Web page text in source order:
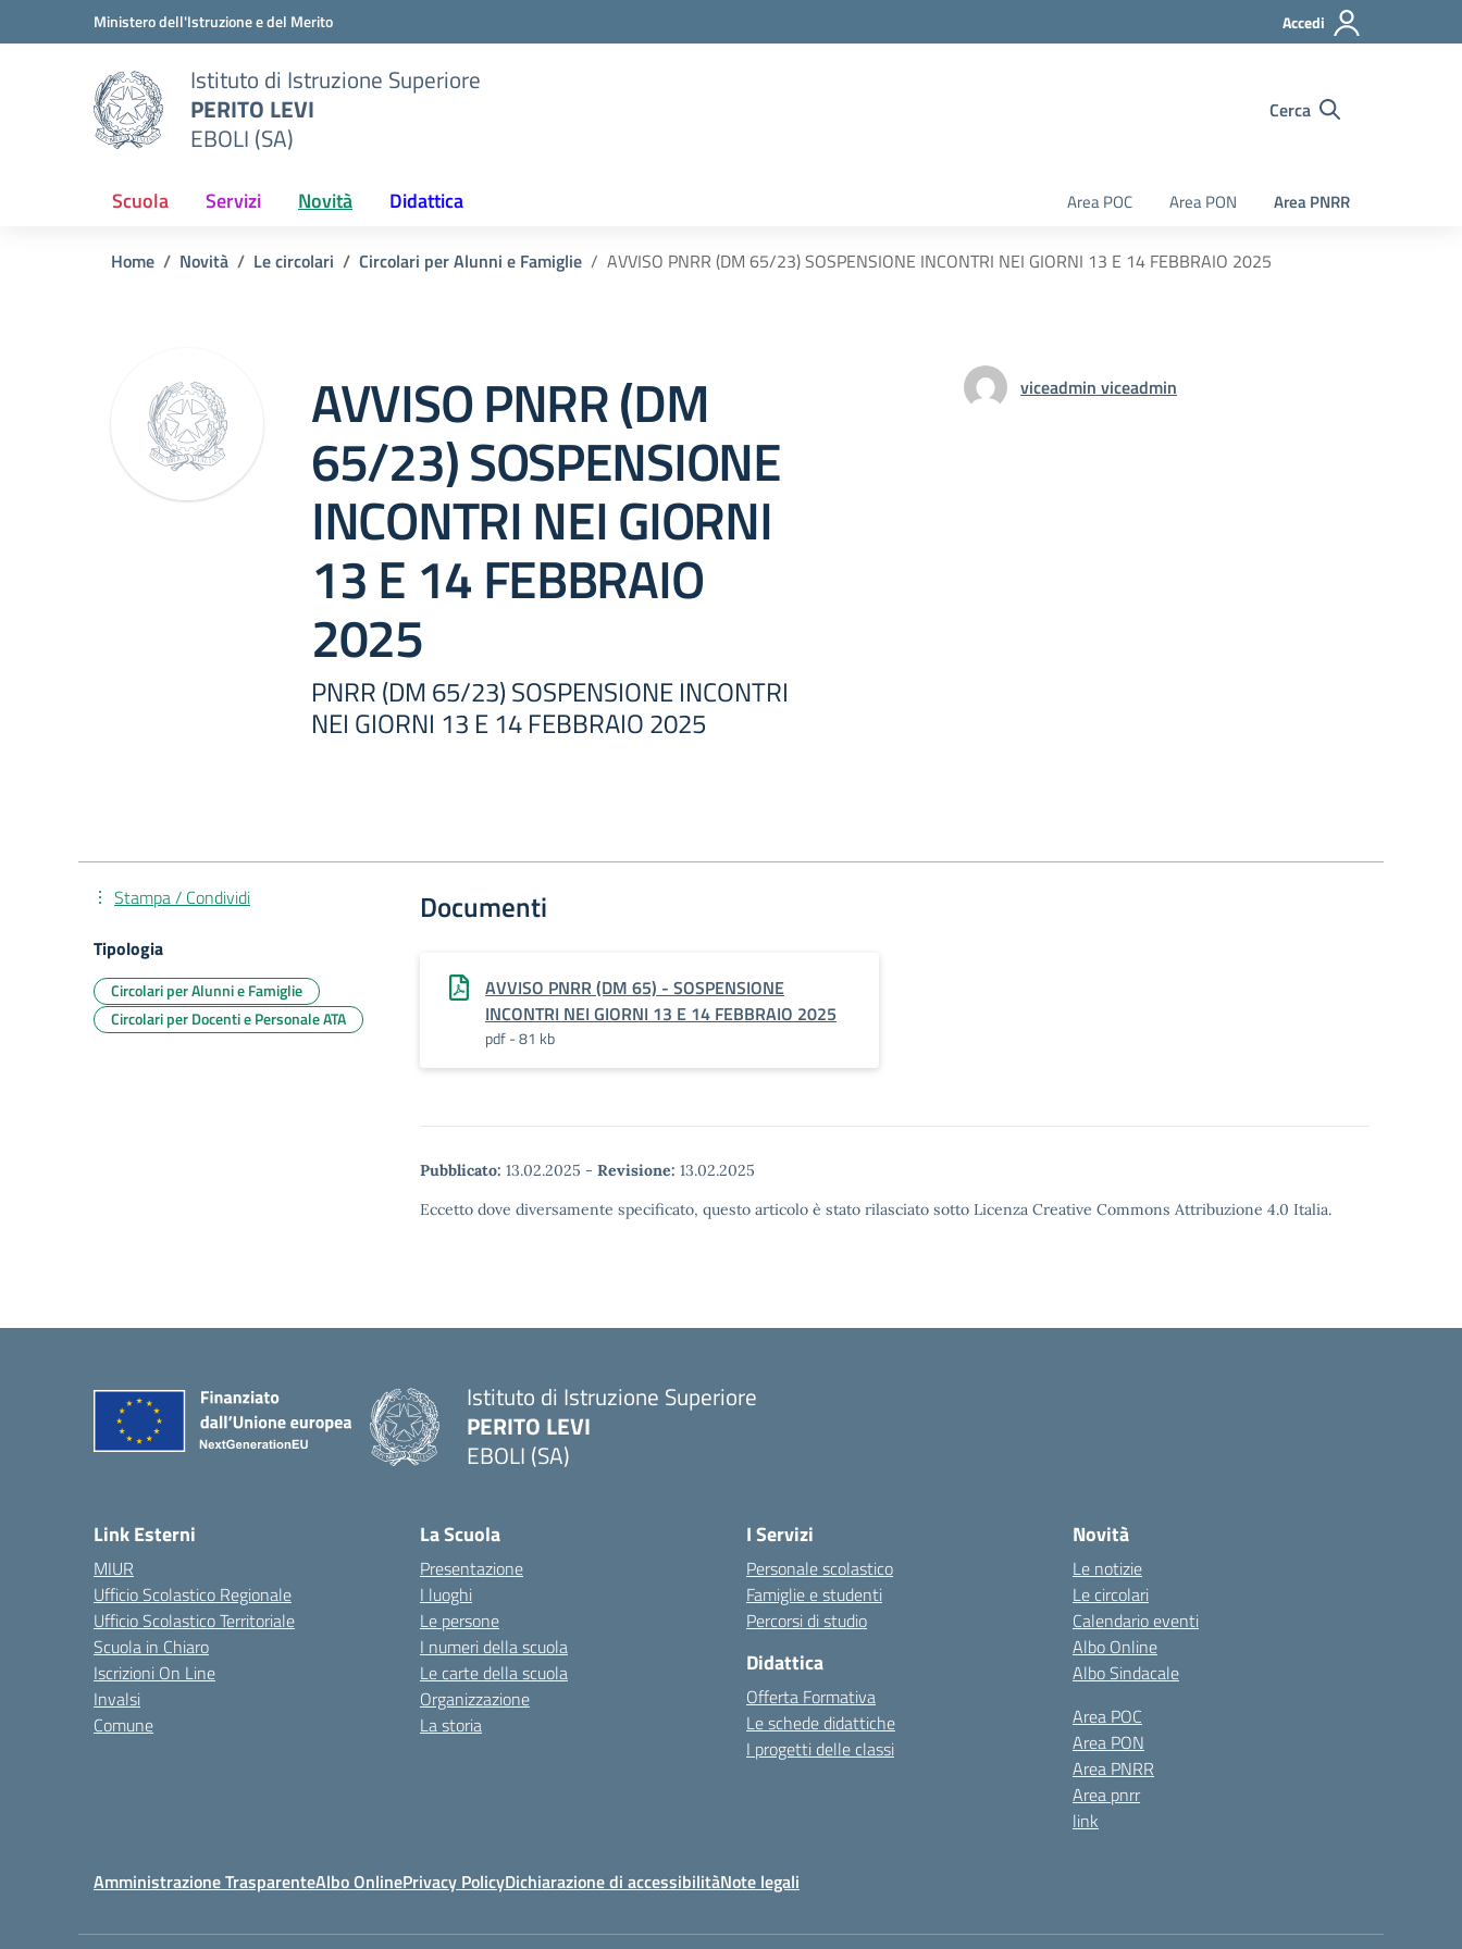
Vai ai contenuti
Vai al menu di navigazioneMinistero dell'Istruzione e del Merito Accedi
Istituto di Istruzione Superiore
PERITO LEVI
EBOLI (SA)
Cerca
Scuola Servizi Novità Didattica Area POC Area PON Area PNRR
Home Novità Le circolari Circolari per Alunni e Famiglie AVVISO PNRR (DM 65/23) SOSPENSIONE INCONTRI NEI GIORNI 13 E 14 FEBBRAIO 2025
AVVISO PNRR (DM
65/23) SOSPENSIONE
INCONTRI NEI GIORNI
13 E 14 FEBBRAIO
2025
PNRR (DM 65/23) SOSPENSIONE INCONTRI
NEI GIORNI 13 E 14 FEBBRAIO 2025
viceadmin viceadmin
Documenti
AVVISO PNRR (DM 65) - SOSPENSIONE
INCONTRI NEI GIORNI 13 E 14 FEBBRAIO 2025
pdf - 81 kb
Pubblicato: 13.02.2025 - Revisione: 13.02.2025
Eccetto dove diversamente specificato, questo articolo è stato rilasciato sotto Licenza Creative Commons Attribuzione 4.0 Italia.
Stampa / Condividi
Tipologia
Circolari per Alunni e Famiglie
Circolari per Docenti e Personale ATA
Istituto di Istruzione Superiore
PERITO LEVI
EBOLI (SA)
Link Esterni
MIUR
Ufficio Scolastico Regionale
Ufficio Scolastico Territoriale
Scuola in Chiaro
Iscrizioni On Line
Invalsi
Comune
La Scuola
Presentazione
I luoghi
Le persone
I numeri della scuola
Le carte della scuola
Organizzazione
La storia
I Servizi
Personale scolastico
Famiglie e studenti
Percorsi di studio
Didattica
Offerta Formativa
Le schede didattiche
I progetti delle classi
Novità
Le notizie
Le circolari
Calendario eventi
Albo Online
Albo Sindacale
Area POC
Area PON
Area PNRR
Area pnrr
link
Amministrazione TrasparenteAlbo OnlinePrivacy PolicyDichiarazione di accessibilitàNote legali